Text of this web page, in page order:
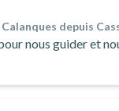
depuis
nous guider et